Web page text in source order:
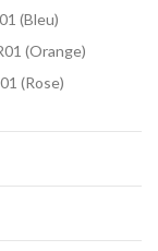
(Bleu)
(Orange)
(Rose)